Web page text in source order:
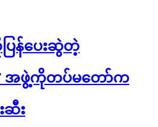
ြန်ပေးဆွဲတဲ့
အဖွဲ့ကိုတပ်မတော်က
ဆီး